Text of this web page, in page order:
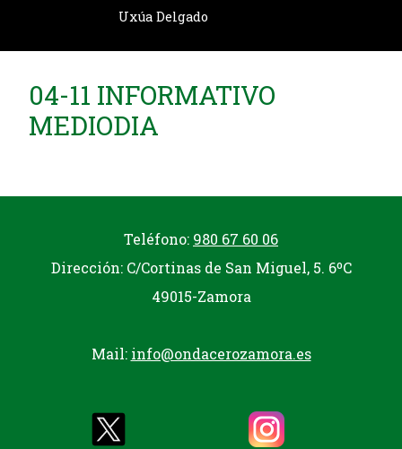
Uxúa Delgado
04-11 INFORMATIVO
MEDIODIA
Teléfono: 980 67 60 06
Dirección: C/Cortinas de San Miguel, 5. 6ºC
49015-Zamora
Mail: info@ondacerozamora.es